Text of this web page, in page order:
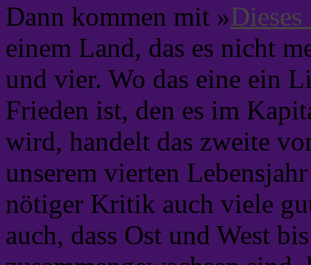
Dann kommen mit »
einem Land, das es nicht
und vier. Wo das eine ein
Frieden ist, den es im
wird, handelt das zweite
unserem vierten
nötiger Kritik auch viele
auch, dass Ost und West